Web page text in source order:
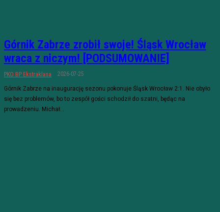
Górnik Zabrze zrobił swoje! Śląsk Wrocław
wraca z niczym! [PODSUMOWANIE]
PKO BP Ekstraklasa 2026-07-25
Górnik Zabrze na inaugurację sezonu pokonuje Śląsk Wrocław 2:1. Nie obyło
się bez problemów, bo to zespół gości schodził do szatni, będąc na
prowadzeniu. Michał...